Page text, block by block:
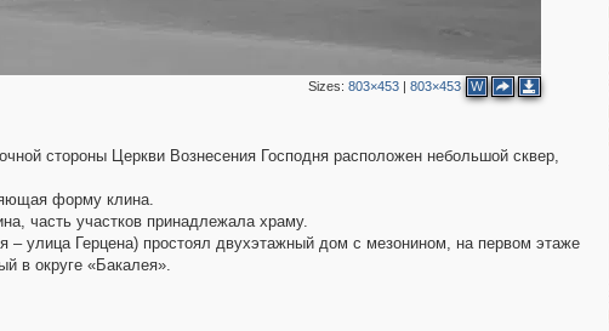
Sizes:803×453 |803×453 W
стороны Церкви Вознесения Господня расположен небольшой сквер,
форму клина.
часть участков принадлежала храму.
улица Герцена) простоял двухэтажный дом с мезонином, на первом этаже
в округе «Бакалея».